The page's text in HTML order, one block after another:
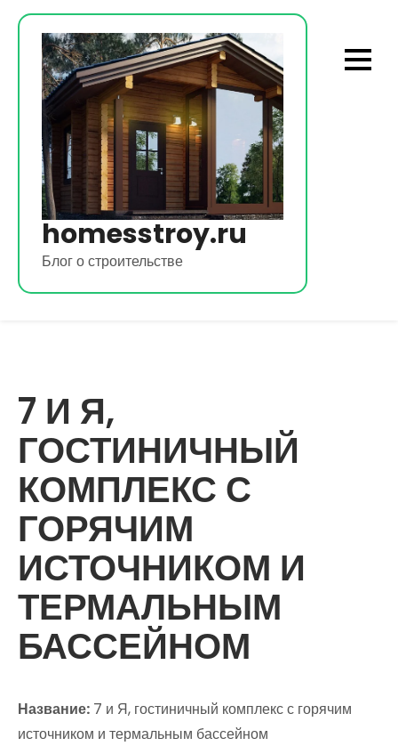
Перейти
содержимому
homesstroy.ru
Блог о строительстве
7 И Я,
ГОСТИНИЧНЫЙ
КОМПЛЕКС С
ГОРЯЧИМ
ИСТОЧНИКОМ И
ТЕРМАЛЬНЫМ
БАССЕЙНОМ
Название: 7 и Я, гостиничный комплекс с горячим
источником и термальным бассейном